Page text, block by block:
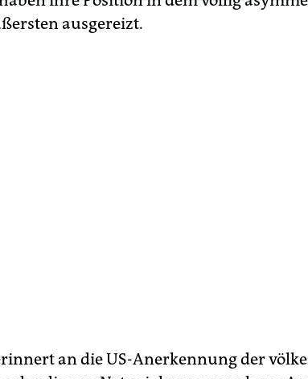
ausgereizt.
an die US-Anerkennung der